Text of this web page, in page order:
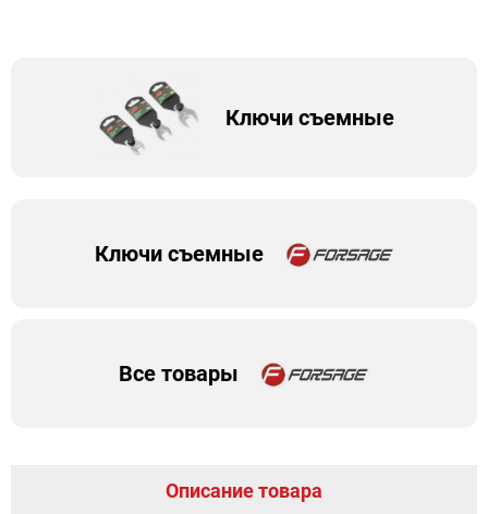
Ключи съемные
Ключи съемные
Все товары
Описание товара